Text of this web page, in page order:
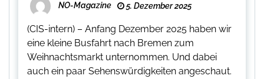
NO-Magazine 5. Dezember 2025
(CIS-intern) – Anfang Dezember 2025 haben wir
eine kleine Busfahrt nach Bremen zum
Weihnachtsmarkt unternommen. Und dabei
auch ein paar Sehenswürdigkeiten angeschaut.